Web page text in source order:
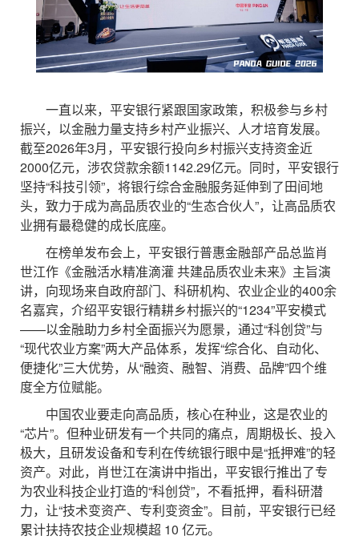
一直以来，平安银行紧跟国家政策，积极参与乡村
振兴，以金融力量支持乡村产业振兴、人才培育发展。
截至2026年3月，平安银行投向乡村振兴支持资金近
2000亿元，涉农贷款余额1142.29亿元。同时，平安银行
坚持“科技引领”，将银行综合金融服务延伸到了田间地
头，致力于成为高品质农业的“生态合伙人”，让高品质农
业拥有最稳健的成长底座。
在榜单发布会上，平安银行普惠金融部产品总监肖
世江作《金融活水精准滴灌 共建品质农业未来》主旨演
讲，向现场来自政府部门、科研机构、农业企业的400余
名嘉宾，介绍平安银行精耕乡村振兴的“1234”平安模式
——以金融助力乡村全面振兴为愿景，通过“科创贷”与
“现代农业方案”两大产品体系，发挥“综合化、自动化、
便捷化”三大优势，从“融资、融智、消费、品牌”四个维
度全方位赋能。
中国农业要走向高品质，核心在种业，这是农业的
“芯片”。但种业研发有一个共同的痛点，周期极长、投入
极大，且研发设备和专利在传统银行眼中是“抵押难”的轻
资产。对此，肖世江在演讲中指出，平安银行推出了专
为农业科技企业打造的“科创贷”，不看抵押，看科研潜
力，让“技术变资产、专利变资金”。目前，平安银行已经
累计扶持农技企业规模超 10 亿元。